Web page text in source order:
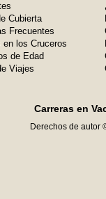
Cubierta
Frecuentes
en los Cruceros
de Edad
Viajes
Carreras en
Derechos de autor